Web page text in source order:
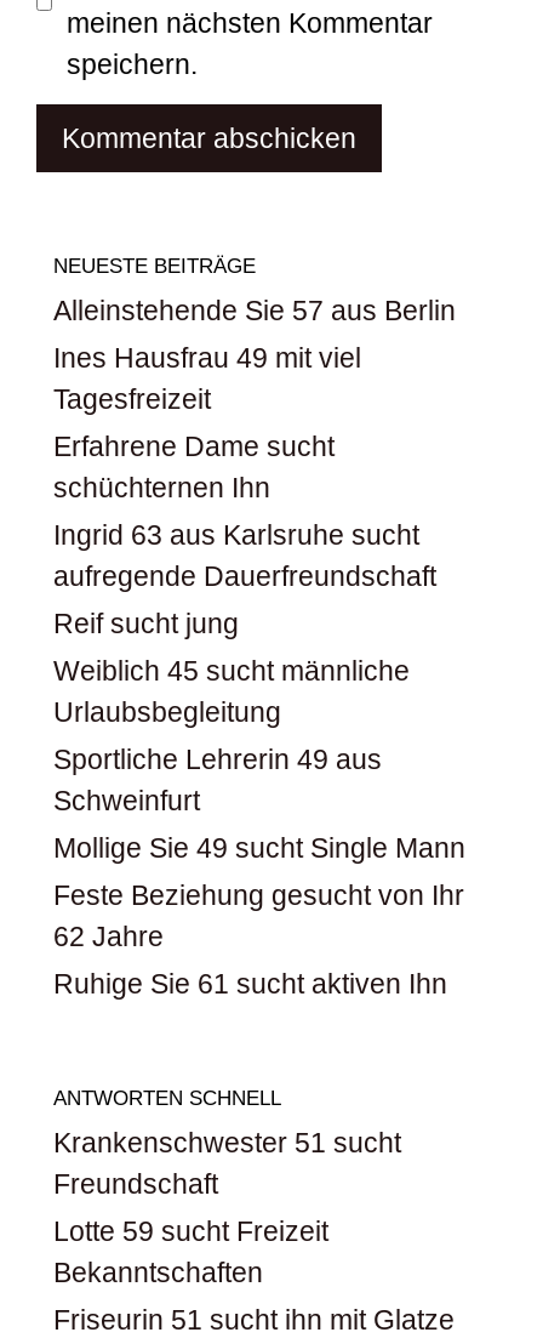
meinen nächsten Kommentar
speichern.
NEUESTE BEITRÄGE
Alleinstehende Sie 57 aus Berlin
Ines Hausfrau 49 mit viel
Tagesfreizeit
Erfahrene Dame sucht
schüchternen Ihn
Ingrid 63 aus Karlsruhe sucht
aufregende Dauerfreundschaft
Reif sucht jung
Weiblich 45 sucht männliche
Urlaubsbegleitung
Sportliche Lehrerin 49 aus
Schweinfurt
Mollige Sie 49 sucht Single Mann
Feste Beziehung gesucht von Ihr
62 Jahre
Ruhige Sie 61 sucht aktiven Ihn
ANTWORTEN SCHNELL
Krankenschwester 51 sucht
Freundschaft
Lotte 59 sucht Freizeit
Bekanntschaften
Friseurin 51 sucht ihn mit Glatze